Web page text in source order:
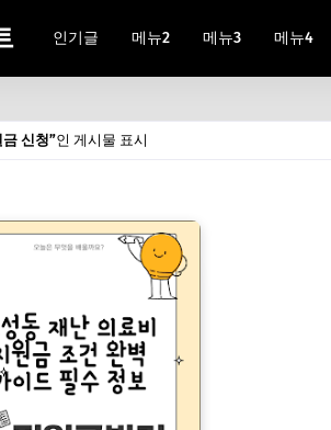
인기글 메뉴2 메뉴3 메뉴4
신청 인 게시물 표시